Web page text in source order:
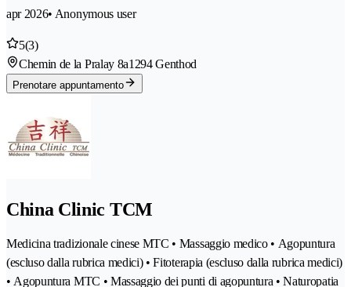
apr 2026• Anonymous user
5(3)
Chemin de la Pralay 8a1294 Genthod
Prenotare appuntamento
China Clinic TCM
Medicina tradizionale cinese MTC • Massaggio medico • Agopuntura
(escluso dalla rubrica medici) • Fitoterapia (escluso dalla rubrica medici)
• Agopuntura MTC • Massaggio dei punti di agopuntura • Naturopatia